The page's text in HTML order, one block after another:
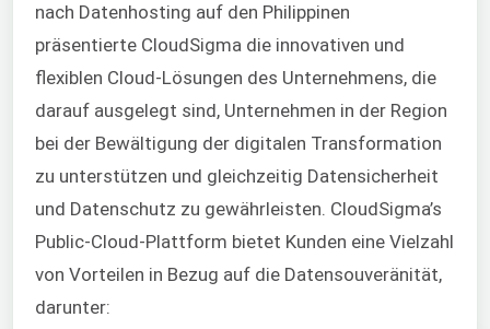
nach Datenhosting auf den Philippinen
präsentierte CloudSigma die innovativen und
flexiblen Cloud-Lösungen des Unternehmens, die
darauf ausgelegt sind, Unternehmen in der Region
bei der Bewältigung der digitalen Transformation
zu unterstützen und gleichzeitig Datensicherheit
und Datenschutz zu gewährleisten. CloudSigma’s
Public-Cloud-Plattform bietet Kunden eine Vielzahl
von Vorteilen in Bezug auf die Datensouveränität,
darunter: